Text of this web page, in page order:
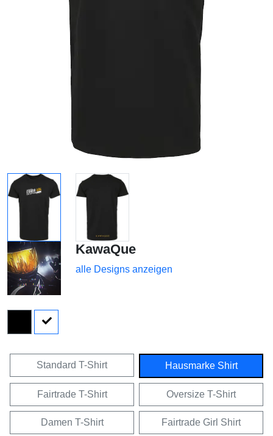
KawaQue
alle Designs anzeigen
Standard T-Shirt Hausmarke Shirt
Fairtrade T-Shirt Oversize T-Shirt
Damen T-Shirt Fairtrade Girl Shirt